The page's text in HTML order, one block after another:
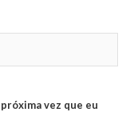
vez que eu